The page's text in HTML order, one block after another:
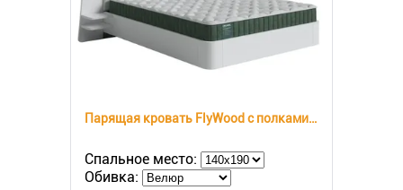
Парящая кровать FlyWood с полками (береза)
Спальное место:
Обивка: